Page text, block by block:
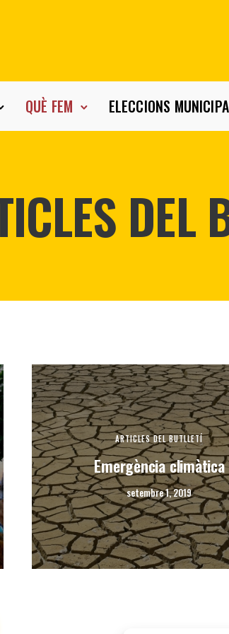
QUÈ FEM ELECCIONS
DEL
ARTICLES DEL BUTLLETÍ
Emergència climàtica
setembre 1, 2019